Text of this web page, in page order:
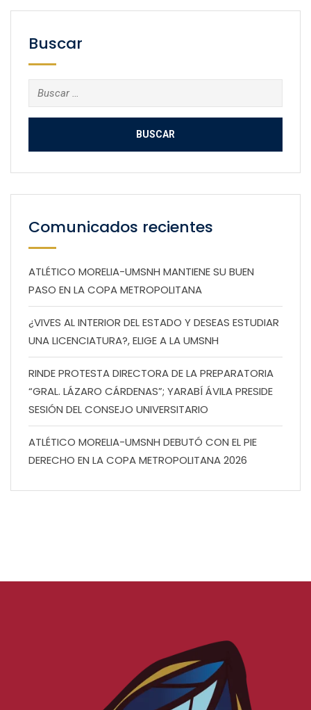
Buscar
Buscar:
Comunicados recientes
ATLÉTICO MORELIA-UMSNH MANTIENE SU BUEN
PASO EN LA COPA METROPOLITANA
¿VIVES AL INTERIOR DEL ESTADO Y DESEAS ESTUDIAR
UNA LICENCIATURA?, ELIGE A LA UMSNH
RINDE PROTESTA DIRECTORA DE LA PREPARATORIA
“GRAL. LÁZARO CÁRDENAS”; YARABÍ ÁVILA PRESIDE
SESIÓN DEL CONSEJO UNIVERSITARIO
ATLÉTICO MORELIA-UMSNH DEBUTÓ CON EL PIE
DERECHO EN LA COPA METROPOLITANA 2026